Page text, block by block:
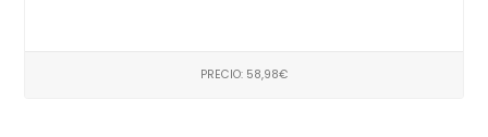
PRECIO: 58,98€